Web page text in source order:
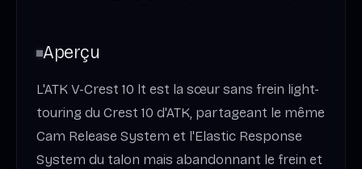
Aperçu
L'ATK V-Crest 10 lt est la sœur sans frein light-
touring du Crest 10 d'ATK, partageant le même
Cam Release System et l'Elastic Response
System du talon mais abandonnant le frein et